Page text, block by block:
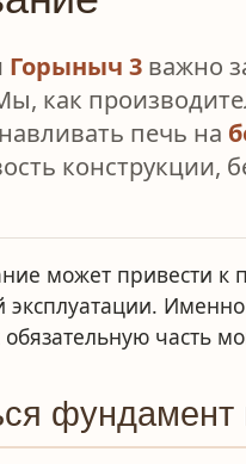
Горыныч 3 важно
как
печь на
конструкции,
может привести к
часть